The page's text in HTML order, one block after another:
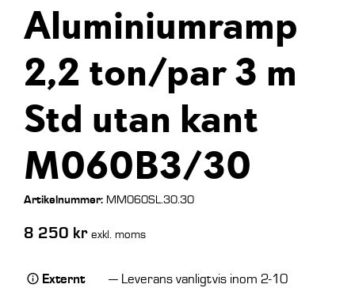
Aluminiumramp
2,2 ton/par 3 m
Std utan kant
M060B3/30
Artikelnummer:MM060SL.30.30
8 250 kr exkl. moms
Externt
— Leverans vanligtvis inom 2-10